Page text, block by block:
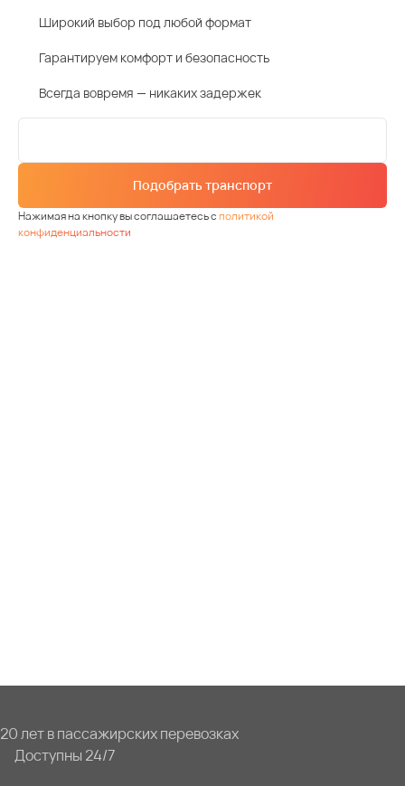
Широкий выбор под любой формат
Гарантируем комфорт и безопасность
Всегда вовремя — никаких задержек
Подобрать транспорт
Нажимая на кнопку вы соглашаетесь сполитикой
конфиденциальности
20 лет в пассажирских перевозках
Доступны 24/7